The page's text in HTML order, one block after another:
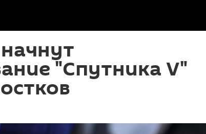
"Спутника V"